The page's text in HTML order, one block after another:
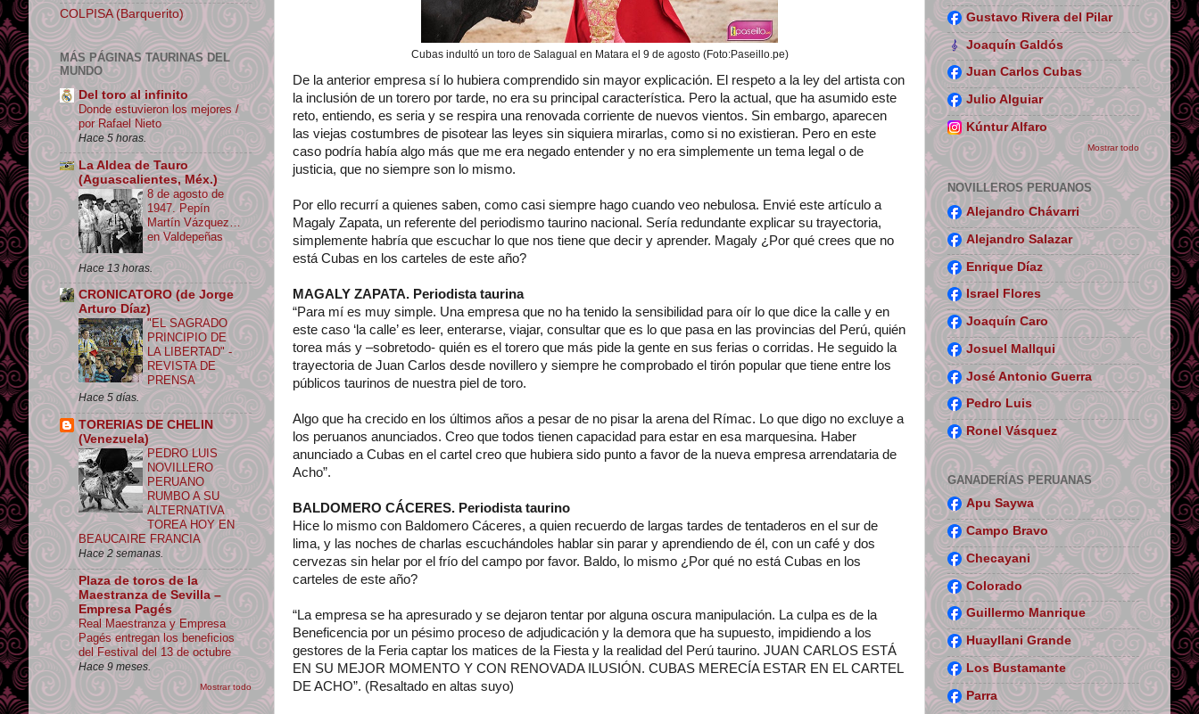
Cubas indultó un toro de Salagual en Matara el 9 de agosto (Foto:Paseillo.pe)
De la anterior empresa sí lo hubiera comprendido sin mayor explicación. El respeto a la ley del artista con
la inclusión de un torero por tarde, no era su principal característica. Pero la actual, que ha asumido este
reto, entiendo, es seria y se respira una renovada corriente de nuevos vientos. Sin embargo, aparecen
las viejas costumbres de pisotear las leyes sin siquiera mirarlas, como si no existieran. Pero en este
caso podría había algo más que me era negado entender y no era simplemente un tema legal o de
justicia, que no siempre son lo mismo.
Por ello recurrí a quienes saben, como casi siempre hago cuando veo nebulosa. Envié este artículo a
Magaly Zapata, un referente del periodismo taurino nacional. Sería redundante explicar su trayectoria,
simplemente habría que escuchar lo que nos tiene que decir y aprender. Magaly ¿Por qué crees que no
está Cubas en los carteles de este año?
MAGALY ZAPATA. Periodista taurina
“Para mí es muy simple. Una empresa que no ha tenido la sensibilidad para oír lo que dice la calle y en
este caso ‘la calle’ es leer, enterarse, viajar, consultar que es lo que pasa en las provincias del Perú, quién
torea más y –sobretodo- quién es el torero que más pide la gente en sus ferias o corridas. He seguido la
trayectoria de Juan Carlos desde novillero y siempre he comprobado el tirón popular que tiene entre los
públicos taurinos de nuestra piel de toro.
Algo que ha crecido en los últimos años a pesar de no pisar la arena del Rímac. Lo que digo no excluye a
los peruanos anunciados. Creo que todos tienen capacidad para estar en esa marquesina. Haber
anunciado a Cubas en el cartel creo que hubiera sido punto a favor de la nueva empresa arrendataria de
Acho”.
BALDOMERO CÁCERES. Periodista taurino
Hice lo mismo con Baldomero Cáceres, a quien recuerdo de largas tardes de tentaderos en el sur de
lima, y las noches de charlas escuchándoles hablar sin parar y aprendiendo de él, con un café y dos
cervezas sin helar por el frío del campo por favor. Baldo, lo mismo ¿Por qué no está Cubas en los
carteles de este año?
“La empresa se ha apresurado y se dejaron tentar por alguna oscura manipulación. La culpa es de la
Beneficencia por un pésimo proceso de adjudicación y la demora que ha supuesto, impidiendo a los
gestores de la Feria captar los matices de la Fiesta y la realidad del Perú taurino. JUAN CARLOS ESTÁ
EN SU MEJOR MOMENTO Y CON RENOVADA ILUSIÓN. CUBAS MERECÍA ESTAR EN EL CARTEL
DE ACHO”. (Resaltado en altas suyo)
COLPISA (Barquerito)
MÁS PÁGINAS TAURINAS DEL
MUNDO
Del toro al infinito
Donde estuvieron los mejores /
por Rafael Nieto
Hace 5 horas.
La Aldea de Tauro
(Aguascalientes, Méx.)
8 de agosto de
1947. Pepín
Martín Vázquez…
en Valdepeñas
Hace 13 horas.
CRONICATORO (de Jorge
Arturo Díaz)
"EL SAGRADO
PRINCIPIO DE
LA LIBERTAD" -
REVISTA DE
PRENSA
Hace 5 días.
TORERIAS DE CHELIN
(Venezuela)
PEDRO LUIS
NOVILLERO
PERUANO
RUMBO A SU
ALTERNATIVA
TOREA HOY EN
BEAUCAIRE FRANCIA
Hace 2 semanas.
Plaza de toros de la
Maestranza de Sevilla –
Empresa Pagés
Real Maestranza y Empresa
Pagés entregan los beneficios
del Festival del 13 de octubre
Hace 9 meses.
Mostrar todo
Gustavo Rivera del Pilar
Joaquín Galdós
Juan Carlos Cubas
Julio Alguiar
Kúntur Alfaro
Mostrar todo
NOVILLEROS PERUANOS
Alejandro Chávarri
Alejandro Salazar
Enrique Díaz
Israel Flores
Joaquín Caro
Josuel Mallqui
José Antonio Guerra
Pedro Luis
Ronel Vásquez
GANADERÍAS PERUANAS
Apu Saywa
Campo Bravo
Checayani
Colorado
Guillermo Manrique
Huayllani Grande
Los Bustamante
Parra